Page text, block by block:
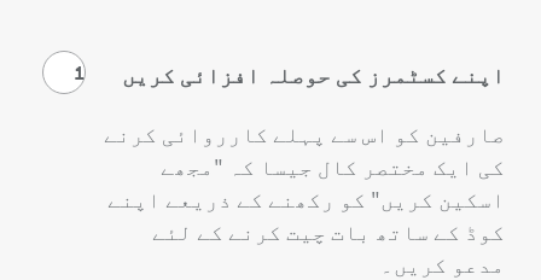
1 اپنے کسٹمرز کی حوصلہ افزائی کریں
صارفین کو اس سے پہلے کارروائی کرنے
کی ایک مختصر کال جیسا کہ "مجھے
اسکین کریں" کو رکھنے کے ذریعے اپنے
کوڈ کے ساتھ بات چیت کرنے کے لئے
مدعو کریں۔